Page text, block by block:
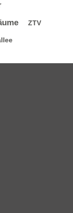
ZTV